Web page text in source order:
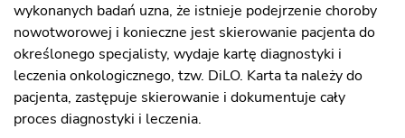
wykonanych badań uzna, że istnieje podejrzenie choroby
nowotworowej i konieczne jest skierowanie pacjenta do
określonego specjalisty, wydaje kartę diagnostyki i
leczenia onkologicznego, tzw. DiLO. Karta ta należy do
pacjenta, zastępuje skierowanie i dokumentuje cały
proces diagnostyki i leczenia.